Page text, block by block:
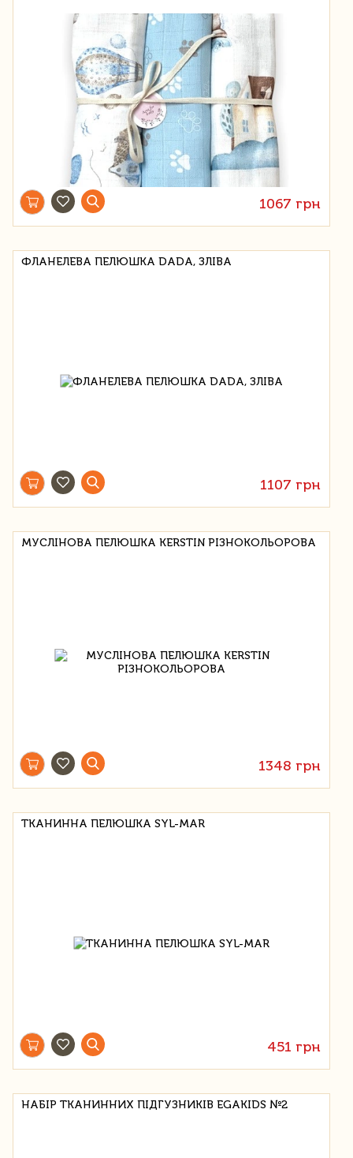
1067 грн
ФЛАНЕЛЕВА ПЕЛЮШКА DADA, ЗЛІВА
1107 грн
МУСЛІНОВА ПЕЛЮШКА KERSTIN РІЗНОКОЛЬОРОВА
1348 грн
ТКАНИННА ПЕЛЮШКА SYL-MAR
451 грн
НАБІР ТКАНИННИХ ПІДГУЗНИКІВ EGAKIDS №2